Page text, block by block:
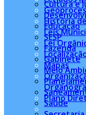
História
Leis
Lei
Mapas
Plano
Cultura e
Educação
SESP
Fazenda
Gabinete
Meio
Saúde